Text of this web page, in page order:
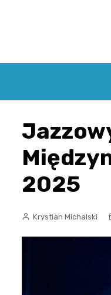
2025
Krystian Michalski